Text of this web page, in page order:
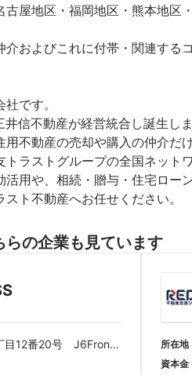
古屋地区・福岡地区・熊本地区
介およびこれに付帯・関連する
です。
信不動産が経営統合し誕生しま
不動産の売却や購入の仲介だ
ラストグループの全国ネット
用や、相続・贈与・住宅ロー
ト不動産へお任せください。
らの企業も見ています
目12番20号　J6Front
所在地
資本金